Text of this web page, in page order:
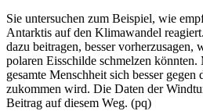
Sie untersuchen zum Beispiel, wie
Antarktis auf den Klimawandel
dazu beitragen, besser vorherzusagen,
polaren Eisschilde schmelzen
gesamte Menschheit sich besser gegen
zukommen wird. Die Daten der
Beitrag auf diesem Weg. (pq)